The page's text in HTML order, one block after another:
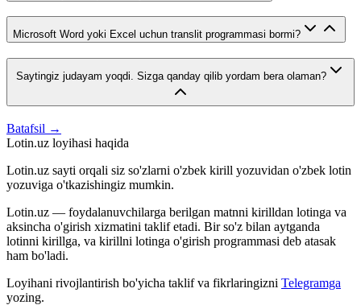
Microsoft Word yoki Excel uchun translit programmasi bormi?
Saytingiz judayam yoqdi. Sizga qanday qilib yordam bera olaman?
Batafsil →
Lotin.uz loyihasi haqida
Lotin.uz sayti orqali siz so'zlarni o'zbek kirill yozuvidan o'zbek lotin
yozuviga o'tkazishingiz mumkin.
Lotin.uz — foydalanuvchilarga berilgan matnni kirilldan lotinga va
aksincha o'girish xizmatini taklif etadi. Bir so'z bilan aytganda
lotinni kirillga, va kirillni lotinga o'girish programmasi deb atasak
ham bo'ladi.
Loyihani rivojlantirish bo'yicha taklif va fikrlaringizni Telegramga
yozing.